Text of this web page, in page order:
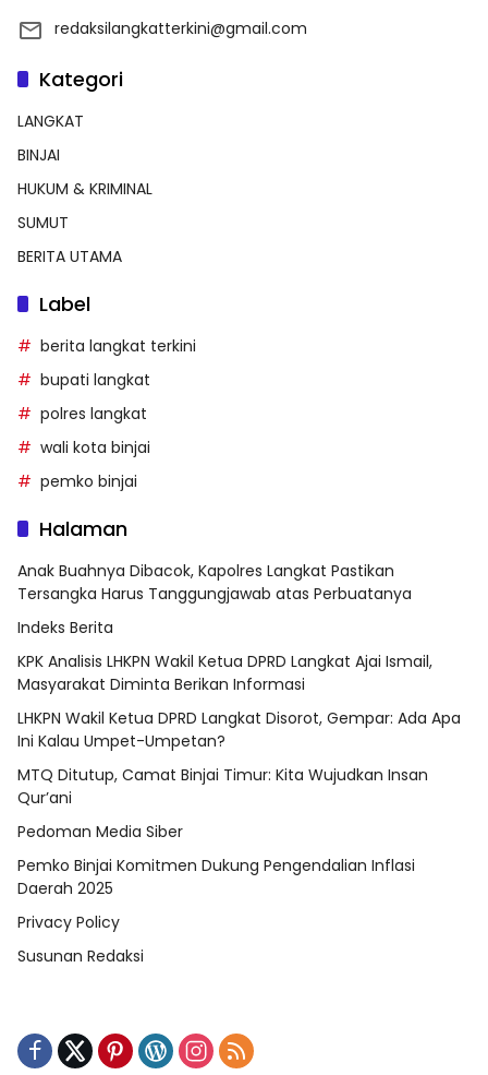
redaksilangkatterkini@gmail.com
Kategori
LANGKAT
BINJAI
HUKUM & KRIMINAL
SUMUT
BERITA UTAMA
Label
berita langkat terkini
bupati langkat
polres langkat
wali kota binjai
pemko binjai
Halaman
Anak Buahnya Dibacok, Kapolres Langkat Pastikan
Tersangka Harus Tanggungjawab atas Perbuatanya
Indeks Berita
KPK Analisis LHKPN Wakil Ketua DPRD Langkat Ajai Ismail,
Masyarakat Diminta Berikan Informasi
LHKPN Wakil Ketua DPRD Langkat Disorot, Gempar: Ada Apa
Ini Kalau Umpet-Umpetan?
MTQ Ditutup, Camat Binjai Timur: Kita Wujudkan Insan
Qur’ani
Pedoman Media Siber
Pemko Binjai Komitmen Dukung Pengendalian Inflasi
Daerah 2025
Privacy Policy
Susunan Redaksi